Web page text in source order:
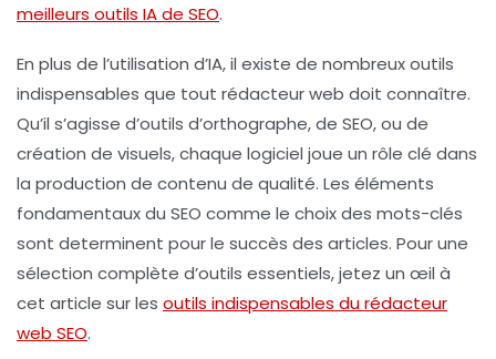
meilleurs outils IA de SEO.
En plus de l’utilisation d’IA, il existe de nombreux outils
indispensables que tout rédacteur web doit connaître.
Qu’il s’agisse d’outils d’orthographe, de SEO, ou de
création de visuels, chaque logiciel joue un rôle clé dans
la production de contenu de qualité. Les éléments
fondamentaux du SEO comme le choix des mots-clés
sont determinent pour le succès des articles. Pour une
sélection complète d’outils essentiels, jetez un œil à
cet article sur les outils indispensables du rédacteur
web SEO.